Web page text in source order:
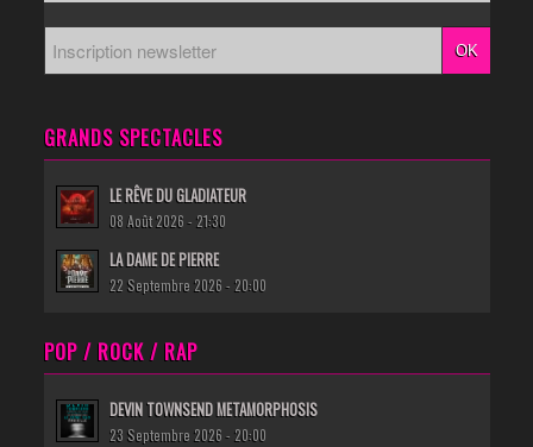
GRANDS SPECTACLES
LE RÊVE DU GLADIATEUR
08 Août 2026 - 21:30
LA DAME DE PIERRE
22 Septembre 2026 - 20:00
POP / ROCK / RAP
DEVIN TOWNSEND METAMORPHOSIS
23 Septembre 2026 - 20:00